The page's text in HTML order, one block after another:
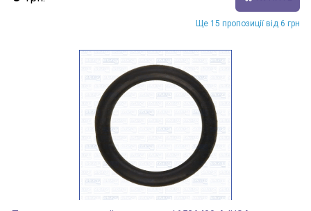
Ще 15 пропозиції від 6 грн